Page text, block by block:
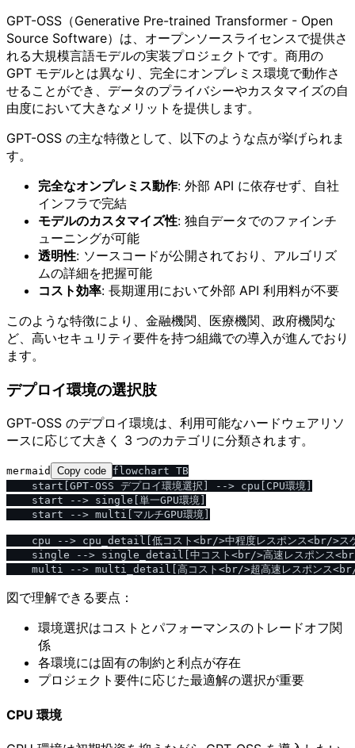
GPT-OSS（Generative Pre-trained Transformer - Open
Source Software）は、オープンソースライセンスで提供さ
れる大規模言語モデルの実装プロジェクトです。商用の
GPT モデルとは異なり、完全にオンプレミス環境で動作さ
せることができ、データのプライバシーやカスタマイズの自
由度において大きなメリットを提供します。
GPT-OSS の主な特徴として、以下のような点が挙げられま
す。
完全なオンプレミス動作: 外部 API に依存せず、自社
インフラで完結
モデルのカスタマイズ性: 独自データでのファインチ
ューニングが可能
透明性: ソースコードが公開されており、アルゴリズ
ムの詳細を把握可能
コスト効率: 長期運用において外部 API 利用料が不要
このような特徴により、金融機関、医療機関、政府機関な
ど、高いセキュリティ要件を持つ組織での導入が進んでおり
ます。
デプロイ環境の選択肢
GPT-OSS のデプロイ環境は、利用可能なハードウェアリソ
ースに応じて大きく 3 つのカテゴリに分類されます。
mermaid Copy code flowchart TB
    start[GPT-OSS デプロイ環境選択] --> cpu[CPU環境]
    start --> single[単一GPU環境]
    start --> multi[マルチGPU環境]
cpu --> cpu_detail[低コスト<br/>中程度レスポンス<br/>ス
single --> single_detail[中コスト<br/>高速レスポンス
図で理解できる要点：
環境選択はコストとパフォーマンスのトレードオフ関
係
各環境には固有の制約と利点が存在
プロジェクト要件に応じた最適解の選択が重要
CPU 環境